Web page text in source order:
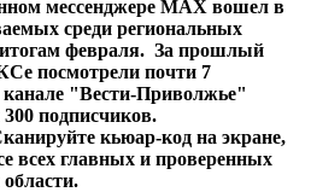
мессенджере МАХ вошел в
среди региональных
февраля. За прошлый
посмотрели почти 7
"Вести-Приволжье"
подписчиков.
кьюар-код на экране,
всех главных и проверенных